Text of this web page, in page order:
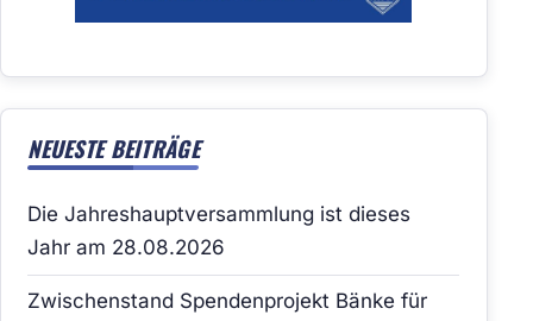
NEUESTE BEITRÄGE
Die Jahreshauptversammlung ist dieses
Jahr am 28.08.2026
Zwischenstand Spendenprojekt Bänke für